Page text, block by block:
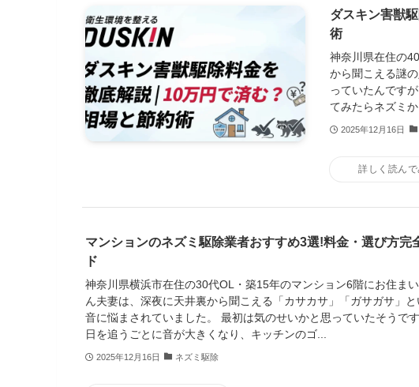
ダスキン害獣
術
神奈川県在住の
から聞こえる謎
っていたんです
てみたらネズミ
2025年12月16日
マンションのネズミ駆除業者おすすめ3選!料金・選び方完
ド
神奈川県横浜市在住の30代OL・築15年のマンション6階にお住まい
ん夫妻は、深夜に天井裏から聞こえる「カサカサ」「ガサガサ」と
音に悩まされていました。 最初は気のせいかと思っていたそうです
日を追うごとに音が大きくなり、キッチンのゴ...
2025年12月16日 ネズミ駆除